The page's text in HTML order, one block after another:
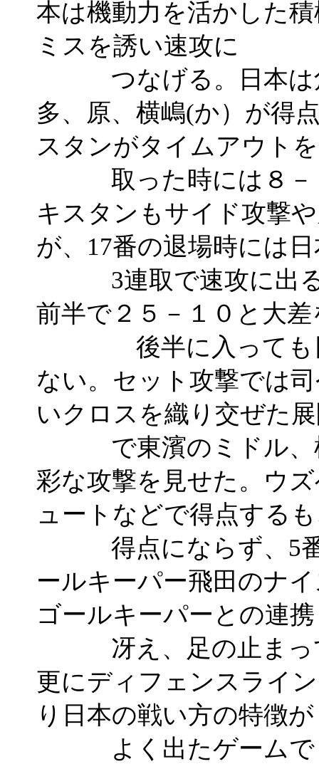
本は機動力を活かした
ミスを誘い速攻に
つなげる。日本は角
多、原、横嶋(か）が得
スタンがタイムアウトを
取った時には８－２
キスタンもサイド攻撃
が、17番の退場時には
3連取で速攻に出る
前半で２５－１０と大
後半に入っても日
ない。セット攻撃では
いクロスを織り交ぜた
で東濱のミドル、横
彩な攻撃を見せた。ウ
ュートなどで得点する
得点にならず、5番
ールキーパー飛田のナ
ゴールキーパーとの連
冴え、足の止まって
更にディフェンスライ
り日本の戦い方の特徴が
よく出たゲームで５